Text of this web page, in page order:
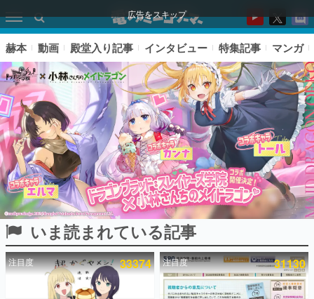
広告をスキップ
ピックアップ
電ファミのいま読まれている記事ランキング
赫本 動画 殿堂入り記事 インタビュー 特集記事 マンガ
いま読まれている記事
注目度 33374 注目度 31130